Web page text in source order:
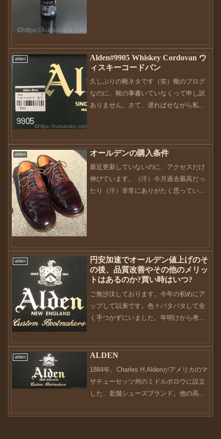
alden
Alden#9905 Whiskey Cordovan ウ
ィスキーコードバン
久しぶりの靴ネタです（笑）靴のブログ
なのに、靴の事書いていなくって申し訳
ありません。さて、遅ればせながら私の
オーダーしたもの。それが今更？って感
じなのですが、...
alden オールデンの購入条件
最近更新していないのに、アクセスだけ
伸びています。（汗）今月過去最高だっ
たり（汗）非常にありがたく思っていま
alden
円安加速でオールデン値上げのそ
の後、品質改善やその他のメリッ
トはあるのか?買い時はいつ?
ご無沙汰しております。今年の初めにア
ップして以来です。色々バタバタして全
く手つかずにいました。年明けから考え
続性がないですね。。。そしてまた夏に
なりました。ちょうど1年前にこのblog復
活したわけですが、...
alden ALDEN
1884年、Charles H.Aldenがアメリカのマ
サチューセッツ州のミドルボロウに設立
した、老舗シューズブランド。他の高級
れる傾向がある中、1970年にAlden家か